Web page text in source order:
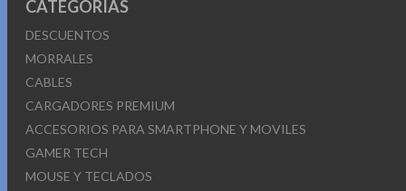
CATEGORÍAS
DESCUENTOS
MORRALES
CABLES
CARGADORES PREMIUM
ACCESORIOS PARA SMARTPHONE Y MOVILES
GAMER TECH
MOUSE Y TECLADOS